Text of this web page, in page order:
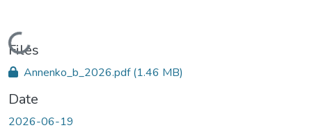
Loading...
Files
Annenko_b_2026.pdf(1.46 MB)
Date
2026-06-19